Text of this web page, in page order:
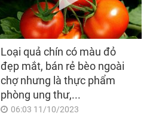
Loại quả chín có màu đỏ
đẹp mắt, bán rẻ bèo ngoài
chợ nhưng là thực phẩm
phòng ung thư,...
06:03 11/10/2023